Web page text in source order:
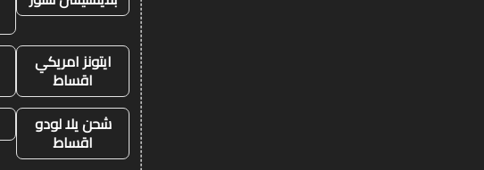
ايتونز امريكي
اقساط
شحن يلا لودو
اقساط